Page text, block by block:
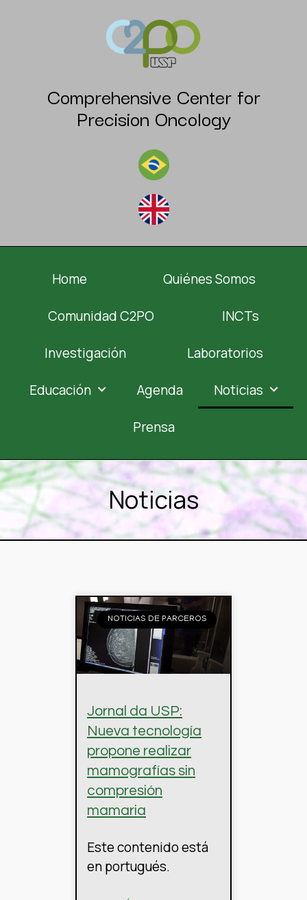
Comprehensive Center for
Precision Oncology
Home Quiénes Somos
Comunidad C2PO INCTs
Investigación Laboratorios
Educación Agenda Noticias
Prensa
Noticias
NOTICIAS DE PARCEROS
Jornal da USP:
Nueva tecnología
propone realizar
mamografías sin
compresión
mamaria
Este contenido está
en portugués.